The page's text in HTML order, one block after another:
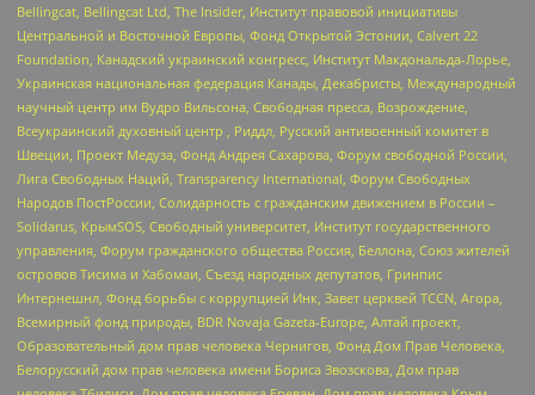
Bellingcat, Bellingcat Ltd, The Insider, Институт правовой инициативы
Центральной и Восточной Европы, Фонд Открытой Эстонии, Calvert 22
Foundation, Канадский украинский конгресс, Институт Макдональда-Лорье,
Украинская национальная федерация Канады, Декабристы, Международный
научный центр им Вудро Вильсона, Свободная пресса, Возрождение,
Всеукраинский духовный центр , Риддл, Русский антивоенный комитет в
Швеции, Проект Медуза, Фонд Андрея Сахарова, Форум свободной России,
Лига Свободных Наций, Transparеncy International, Форум Свободных
Народов ПостРоссии, Солидарность с гражданским движением в России –
Solidarus, КрымSOS, Свободный университет, Институт государственного
управления, Форум гражданского общества Россия, Беллона, Союз жителей
островов Тисима и Хабомаи, Съезд народных депутатов, Гринпис
Интернешнл, Фонд борьбы с коррупцией Инк, Завет церквей TCCN, Агора,
Всемирный фонд природы, BDR Novaja Gazeta-Europe, Алтай проект,
Образовательный дом прав человека Чернигов, Фонд Дом Прав Человека,
Белорусский дом прав человека имени Бориса Звозскова, Дом прав